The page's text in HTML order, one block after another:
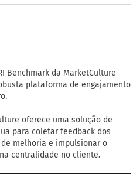
Benchmark da MarketCulture
plataforma de engajamento
oferece uma solução de
para coletar feedback dos
melhoria e impulsionar o
centralidade no cliente.